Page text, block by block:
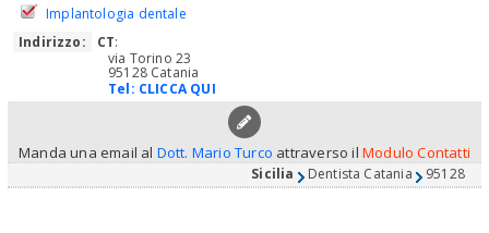
Implantologia dentale
Indirizzo:
CT:
via Torino 23
95128 Catania
Tel: CLICCA QUI
Manda una email al Dott. Mario Turco attraverso ilModulo Contatti
Sicilia Dentista Catania 95128